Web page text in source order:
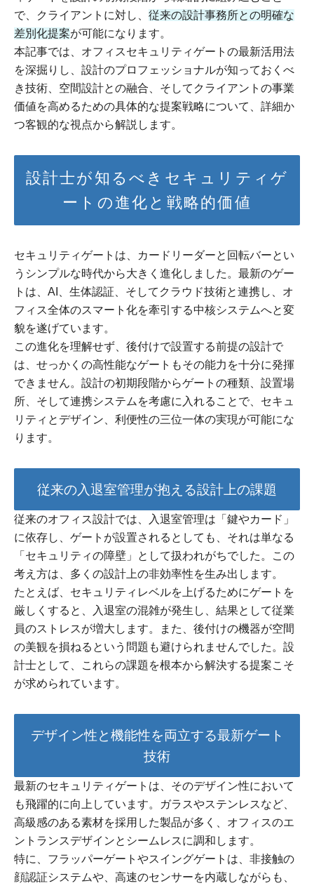
で、クライアントに対し、 従来の設計事務所との明確な
差別化提案が可能になります。
本記事では、オフィスセキュリティゲートの最新活用法
を深掘りし、設計のプロフェッショナルが知っておくべ
き技術、空間設計との融合、そしてクライアントの事業
価値を高めるための具体的な提案戦略について、詳細か
つ客観的な視点から解説します。
設計士が知るべきセキュリティゲ
ートの進化と戦略的価値
セキュリティゲートは、カードリーダーと回転バーとい
うシンプルな時代から大きく進化しました。最新のゲー
トは、AI、生体認証、そしてクラウド技術と連携し、オ
フィス全体のスマート化を牽引する中核システムへと変
貌を遂げています。
この進化を理解せず、後付けで設置する前提の設計で
は、せっかくの高性能なゲートもその能力を十分に発揮
できません。設計の初期段階からゲートの種類、設置場
所、そして連携システムを考慮に入れることで、セキュ
リティとデザイン、利便性の三位一体の実現が可能にな
ります。
従来の入退室管理が抱える設計上の課題
従来のオフィス設計では、入退室管理は「鍵やカード」
に依存し、ゲートが設置されるとしても、それは単なる
「セキュリティの障壁」として扱われがちでした。この
考え方は、多くの設計上の非効率性を生み出します。
たとえば、セキュリティレベルを上げるためにゲートを
厳しくすると、入退室の混雑が発生し、結果として従業
員のストレスが増大します。また、後付けの機器が空間
の美観を損ねるという問題も避けられませんでした。設
計士として、これらの課題を根本から解決する提案こそ
が求められています。
デザイン性と機能性を両立する最新ゲート
技術
最新のセキュリティゲートは、そのデザイン性において
も飛躍的に向上しています。ガラスやステンレスなど、
高級感のある素材を採用した製品が多く、オフィスのエ
ントランスデザインとシームレスに調和します。
特に、フラッパーゲートやスイングゲートは、非接触の
顔認証システムや、高速のセンサーを内蔵しながらも、